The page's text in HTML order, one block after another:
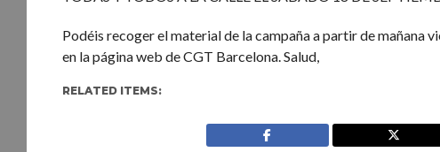
Podéis recoger el material de la campaña a partir de mañana
en la página web de CGT Barcelona. Salud,
RELATED ITEMS: